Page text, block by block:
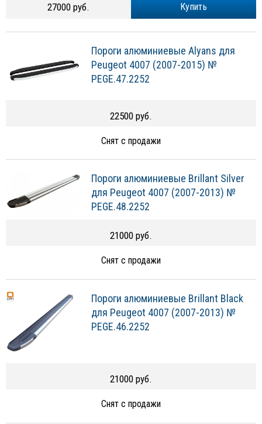
Купить
27000 руб.
Пороги алюминиевые Alyans для
Peugeot 4007 (2007-2015) №
PEGE.47.2252
22500 руб.
Снят с продажи
Пороги алюминиевые Brillant Silver
для Peugeot 4007 (2007-2013) №
PEGE.48.2252
21000 руб.
Снят с продажи
Пороги алюминиевые Brillant Black
для Peugeot 4007 (2007-2013) №
PEGE.46.2252
21000 руб.
Снят с продажи